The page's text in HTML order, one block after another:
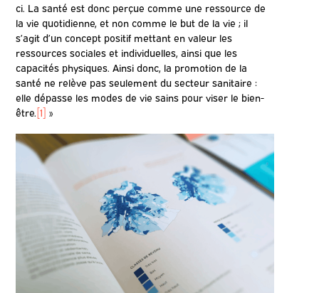
ci. La santé est donc perçue comme une ressource de
la vie quotidienne, et non comme le but de la vie ; il
s’agit d’un concept positif mettant en valeur les
ressources sociales et individuelles, ainsi que les
capacités physiques. Ainsi donc, la promotion de la
santé ne relève pas seulement du secteur sanitaire :
elle dépasse les modes de vie sains pour viser le bien-
être.[1] »